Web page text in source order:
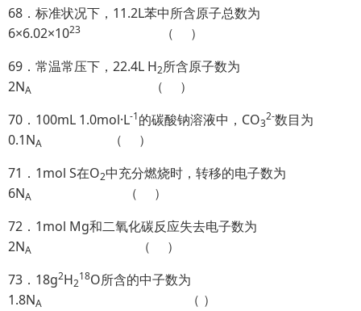
68．标准状况下，11.2L苯中所含原子总数为
6×6.02×1023
（ ）
69．常温常压下，22.4L H2所含原子数为
2NA
（ ）
70．100mL 1.0mol·L-1的碳酸钠溶液中，CO3
2-数目为
0.1NA
（ ）
71．1mol S在O2中充分燃烧时，转移的电子数为
6NA
（ ）
72．1mol Mg和二氧化碳反应失去电子数为
2NA
（ ）
73．18g2H2
18O所含的中子数为
1.8NA
（ ）